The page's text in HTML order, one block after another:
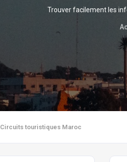
Trouver facilement les
Circuits touristiques Maroc